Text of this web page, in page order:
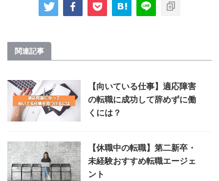
関連記事
【向いている仕事】適応障害
の転職に成功して辞めずに働
くには？
【休職中の転職】第二新卒・
未経験おすすめ転職エージェ
ント